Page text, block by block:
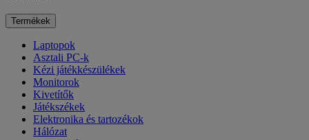
Termékek
Laptopok
Asztali PC-k
Kézi játékkészülékek
Monitorok
Kivetítők
Játékszékek
Elektronika és tartozékok
Hálózat